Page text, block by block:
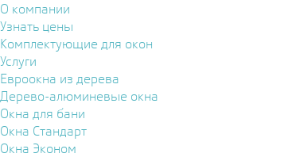
О компании
Узнать цены
Комплектующие для окон
Услуги
Евроокна из дерева
Дерево-алюминевые окна
Окна для бани
Окна Стандарт
Окна Эконом